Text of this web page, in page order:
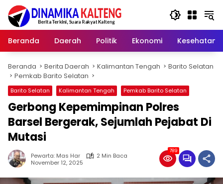
Langsung
konten
Beranda
Daerah Politik Ekonomi Kesehatan
Beranda Berita Daerah Kalimantan Tengah
Barito Selatan
Pemkab Barito Selatan
Barito Selatan Kalimantan Tengah Pemkab Barito Selatan
Gerbong Kepemimpinan Polres
Barsel Bergerak, Sejumlah Pejabat Di
Mutasi‎
Pewarta: Mas Har
2 Min Baca
November 12, 2025
789